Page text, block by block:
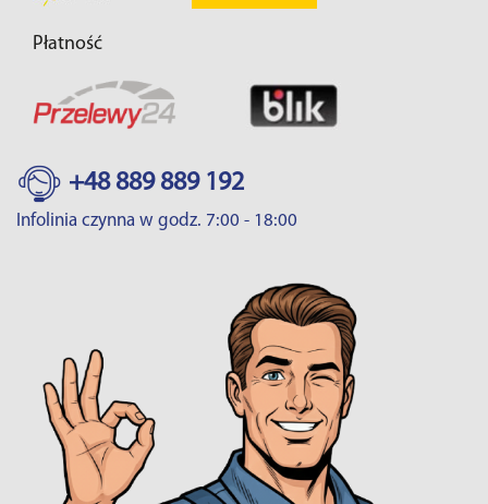
Płatność
+48 889 889 192
Infolinia czynna w godz. 7:00 - 18:00